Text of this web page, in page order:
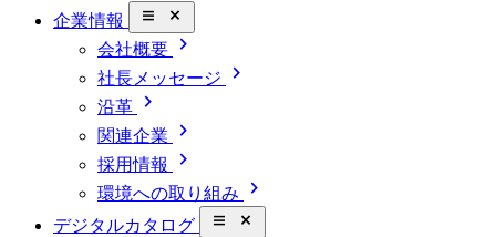
企業情報 close_small
会社概要 chevron_right
社長メッセージ chevron_right
沿革 chevron_right
関連企業 chevron_right
採用情報 chevron_right
環境への取り組み chevron_right
デジタルカタログ close_small